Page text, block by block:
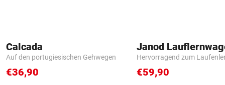
Calcada
Auf den portugiesischen Gehwegen
€36,90
Janod
Hervorragend zum
€59,90